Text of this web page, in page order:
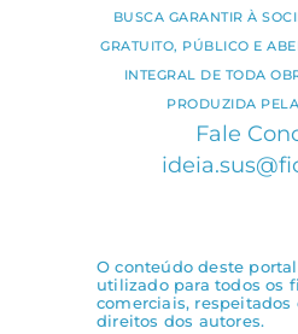
BUSCA GARANTIR À
GRATUITO, PÚBLICO E
INTEGRAL DE TODA
PRODUZIDA
Fale
O conteúdo deste
utilizado para todos os
comerciais, respeitados
direitos dos autores.